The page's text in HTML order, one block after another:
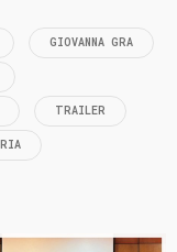
GIOVANNA GRA
TRAILER